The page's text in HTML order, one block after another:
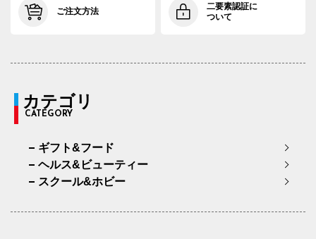
ご注文方法
二要素認証に
ついて
カテゴリ
CATEGORY
ギフト&フード
ヘルス&ビューティー
スクール&ホビー